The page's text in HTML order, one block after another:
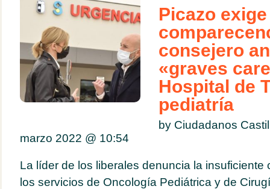
Picazo
consejero
«graves
Hospital de
pediatría
by Ciudadanos
marzo 2022 @ 10:54
La líder de los liberales denuncia la insuficiente
los servicios de Oncología Pediátrica y de